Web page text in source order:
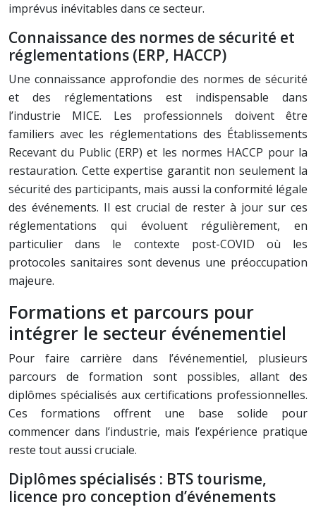
imprévus inévitables dans ce secteur.
Connaissance des normes de sécurité et
réglementations (ERP, HACCP)
Une connaissance approfondie des normes de sécurité
et des réglementations est indispensable dans
l’industrie MICE. Les professionnels doivent être
familiers avec les réglementations des Établissements
Recevant du Public (ERP) et les normes HACCP pour la
restauration. Cette expertise garantit non seulement la
sécurité des participants, mais aussi la conformité légale
des événements. Il est crucial de rester à jour sur ces
réglementations qui évoluent régulièrement, en
particulier dans le contexte post-COVID où les
protocoles sanitaires sont devenus une préoccupation
majeure.
Formations et parcours pour
intégrer le secteur événementiel
Pour faire carrière dans l’événementiel, plusieurs
parcours de formation sont possibles, allant des
diplômes spécialisés aux certifications professionnelles.
Ces formations offrent une base solide pour
commencer dans l’industrie, mais l’expérience pratique
reste tout aussi cruciale.
Diplômes spécialisés : BTS tourisme,
licence pro conception d’événements